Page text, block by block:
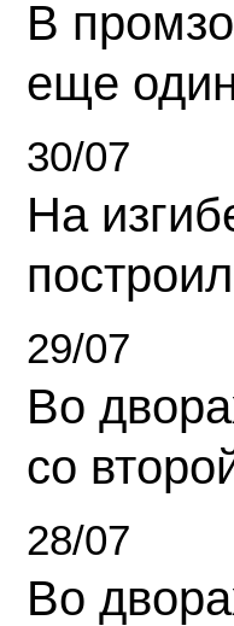
В
еще
30/07
На
29/07
Во
со
28/07
Во